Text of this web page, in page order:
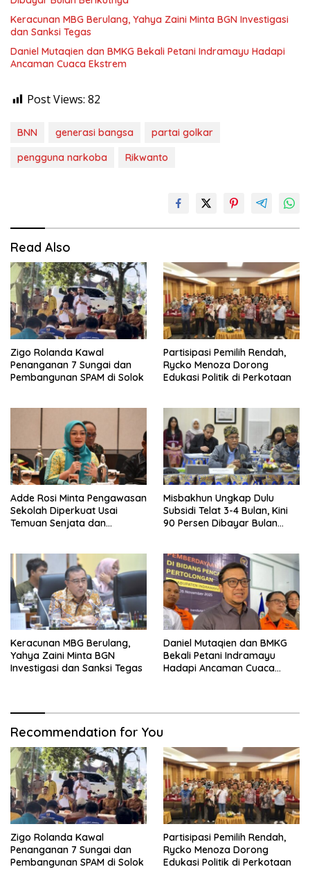
Keracunan MBG Berulang, Yahya Zaini Minta BGN Investigasi
dan Sanksi Tegas
Daniel Mutaqien dan BMKG Bekali Petani Indramayu Hadapi
Ancaman Cuaca Ekstrem
Post Views: 82
BNN generasi bangsa
partai golkar
pengguna narkoba
Rikwanto
Read Also
Zigo Rolanda Kawal
Penanganan 7 Sungai dan
Pembangunan SPAM di Solok
Partisipasi Pemilih Rendah,
Rycko Menoza Dorong
Edukasi Politik di Perkotaan
Adde Rosi Minta Pengawasan
Sekolah Diperkuat Usai
Temuan Senjata dan
Misbakhun Ungkap Dulu
Subsidi Telat 3-4 Bulan, Kini
90 Persen Dibayar Bulan
Keracunan MBG Berulang,
Yahya Zaini Minta BGN
Investigasi dan Sanksi Tegas
Daniel Mutaqien dan BMKG
Bekali Petani Indramayu
Hadapi Ancaman Cuaca
Recommendation for You
Zigo Rolanda Kawal
Penanganan 7 Sungai dan
Pembangunan SPAM di Solok
Partisipasi Pemilih Rendah,
Rycko Menoza Dorong
Edukasi Politik di Perkotaan